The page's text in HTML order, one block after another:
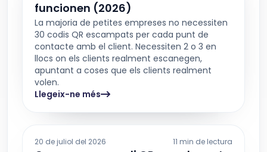
funcionen (2026)
La majoria de petites empreses no necessiten
30 codis QR escampats per cada punt de
contacte amb el client. Necessiten 2 o 3 en
llocs on els clients realment escanegen,
apuntant a coses que els clients realment
volen.
Llegeix-ne més
20 de juliol del 2026 11 min de lectura